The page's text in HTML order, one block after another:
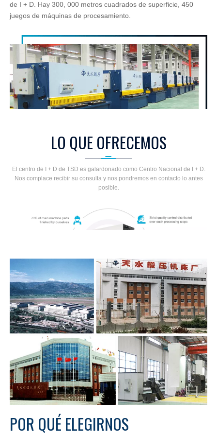
de I + D. Hay 300, 000 metros cuadrados de superficie, 450
juegos de máquinas de procesamiento.
LO QUE OFRECEMOS
El centro de I + D de TSD es galardonado como Centro Nacional de I + D.
Nos complace recibir su consulta y nos pondremos en contacto lo antes
posible.
POR QUÉ ELEGIRNOS